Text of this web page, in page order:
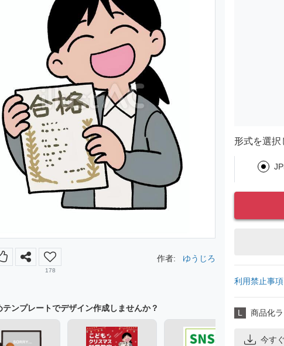
178
作者: ゆうじろ
テンプレートでデザイン作成しませんか？
形式を選択
利用禁止事項
L 商品化
今す